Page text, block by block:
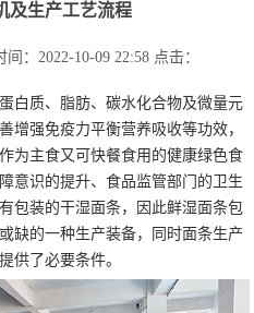
及生产工艺流程
间：2022-10-09 22:58 点击：
白质、脂肪、碳水化合物及微量元
增强免疫力平衡营养吸收等功效，
为主食又可快餐食用的健康绿色食
意识的提升、食品监管部门的卫生
包装的干湿面条，因此鲜湿面条包
缺的一种生产装备，同时面条生产
供了必要条件。